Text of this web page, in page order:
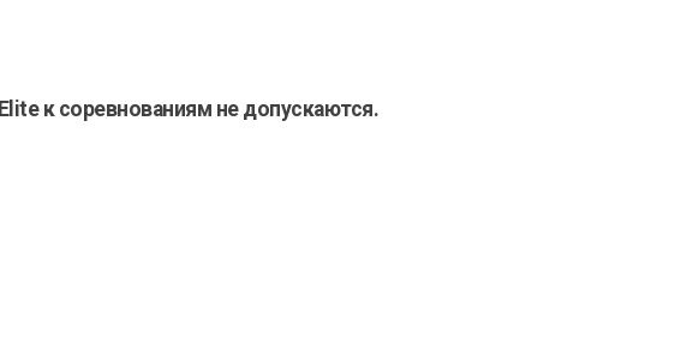
Eliteк соревнованиям не допускаются.